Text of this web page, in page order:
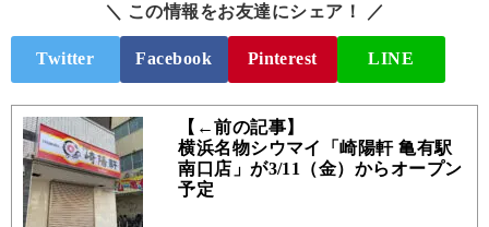
＼ この情報をお友達にシェア！ ／
Twitter Facebook Pinterest LINE
【←前の記事】
横浜名物シウマイ「崎陽軒 亀有駅
南口店」が3/11（金）からオープン
予定